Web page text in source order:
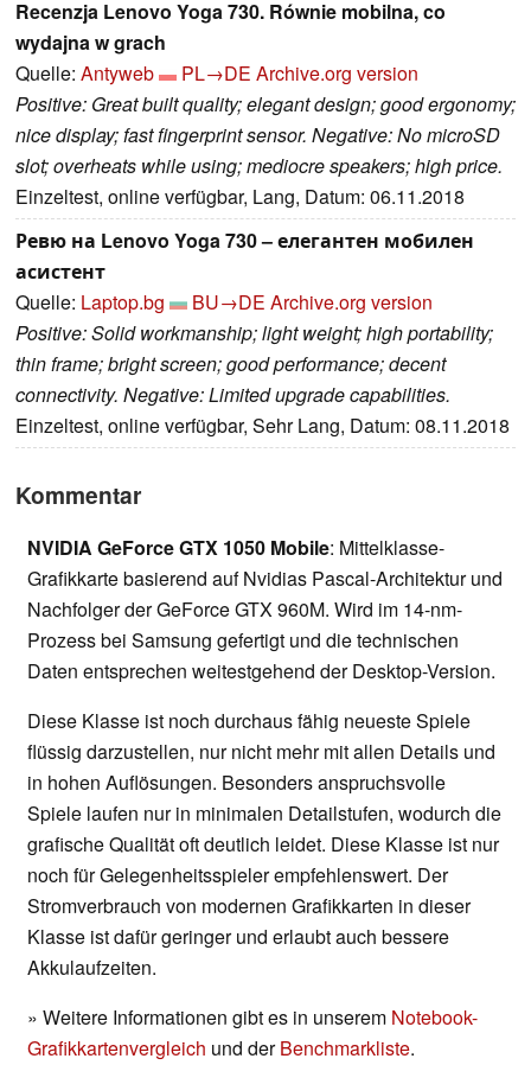
Recenzja Lenovo Yoga 730. Równie mobilna, co
wydajna w grach
Quelle: Antyweb PL→DE Archive.org version
Positive: Great built quality; elegant design; good ergonomy;
nice display; fast fingerprint sensor. Negative: No microSD
slot; overheats while using; mediocre speakers; high price.
Einzeltest, online verfügbar, Lang, Datum: 06.11.2018
Ревю на Lenovo Yoga 730 – елегантен мобилен
асистент
Quelle: Laptop.bg BU→DE Archive.org version
Positive: Solid workmanship; light weight; high portability;
thin frame; bright screen; good performance; decent
connectivity. Negative: Limited upgrade capabilities.
Einzeltest, online verfügbar, Sehr Lang, Datum: 08.11.2018
Kommentar
NVIDIA GeForce GTX 1050 Mobile: Mittelklasse-
Grafikkarte basierend auf Nvidias Pascal-Architektur und
Nachfolger der GeForce GTX 960M. Wird im 14-nm-
Prozess bei Samsung gefertigt und die technischen
Daten entsprechen weitestgehend der Desktop-Version.
Diese Klasse ist noch durchaus fähig neueste Spiele
flüssig darzustellen, nur nicht mehr mit allen Details und
in hohen Auflösungen. Besonders anspruchsvolle
Spiele laufen nur in minimalen Detailstufen, wodurch die
grafische Qualität oft deutlich leidet. Diese Klasse ist nur
noch für Gelegenheitsspieler empfehlenswert. Der
Stromverbrauch von modernen Grafikkarten in dieser
Klasse ist dafür geringer und erlaubt auch bessere
Akkulaufzeiten.
» Weitere Informationen gibt es in unserem Notebook-
Grafikkartenvergleich und derBenchmarkliste.